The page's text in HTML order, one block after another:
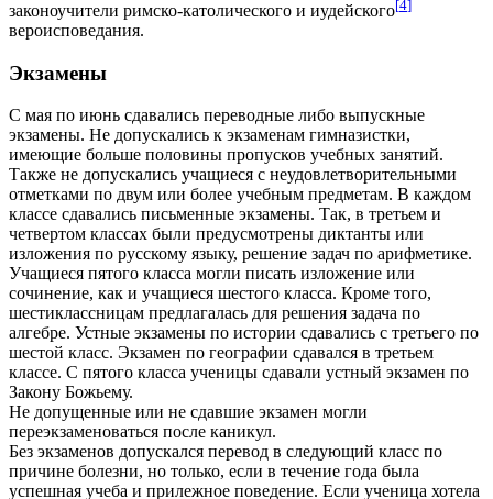
законоучители римско-католического и иудейского[4]
вероисповедания.
Экзамены
С мая по июнь сдавались переводные либо выпускные
экзамены. Не допускались к экзаменам гимназистки,
имеющие больше половины пропусков учебных занятий.
Также не допускались учащиеся с неудовлетворительными
отметками по двум или более учебным предметам. В каждом
классе сдавались письменные экзамены. Так, в третьем и
четвертом классах были предусмотрены диктанты или
изложения по русскому языку, решение задач по арифметике.
Учащиеся пятого класса могли писать изложение или
сочинение, как и учащиеся шестого класса. Кроме того,
шестиклассницам предлагалась для решения задача по
алгебре. Устные экзамены по истории сдавались с третьего по
шестой класс. Экзамен по географии сдавался в третьем
классе. С пятого класса ученицы сдавали устный экзамен по
Закону Божьему.
Не допущенные или не сдавшие экзамен могли
переэкзаменоваться после каникул.
Без экзаменов допускался перевод в следующий класс по
причине болезни, но только, если в течение года была
успешная учеба и прилежное поведение. Если ученица хотела